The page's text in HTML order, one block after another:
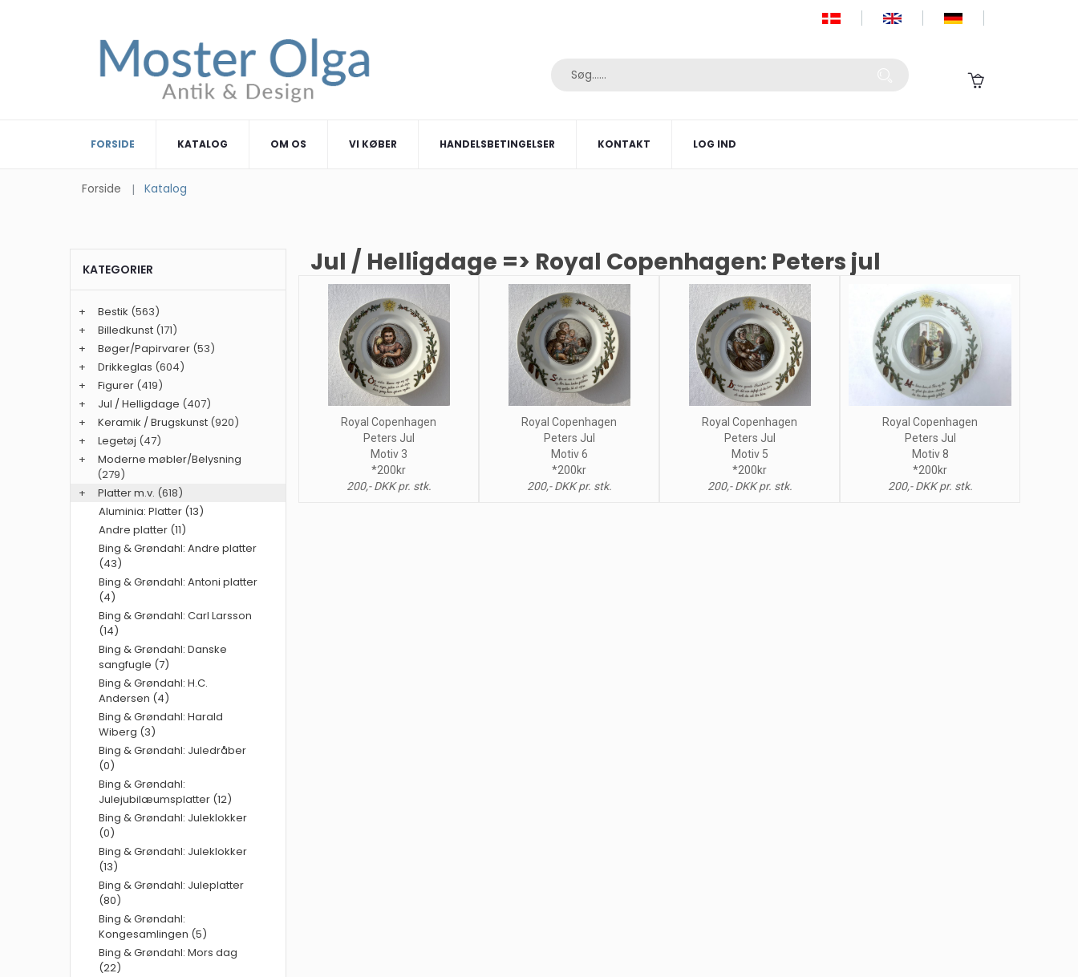
FORSIDE KATALOG OM OS VI KØBER HANDELSBETINGELSER KONTAKT LOG IND
Forside Katalog
Jul / Helligdage => Royal Copenhagen: Peters jul
Royal Copenhagen
Peters Jul
Motiv 3
*200kr
200,- DKK pr. stk.
Royal Copenhagen
Peters Jul
Motiv 6
*200kr
200,- DKK pr. stk.
Royal Copenhagen
Peters Jul
Motiv 5
*200kr
200,- DKK pr. stk.
Royal Copenhagen
Peters Jul
Motiv 8
*200kr
200,- DKK pr. stk.
KATEGORIER
+ Bestik (563)
+
Billedkunst (171)
+
Bøger/Papirvarer (53)
+
Drikkeglas (604)
+
Figurer (419)
+
Jul / Helligdage (407)
+
Keramik / Brugskunst (920)
+
Legetøj (47)
+
Moderne møbler/Belysning
(279)
+
Platter m.v. (618)
Aluminia: Platter (13)
Andre platter (11)
Bing & Grøndahl: Andre platter
(43)
Bing & Grøndahl: Antoni platter
(4)
Bing & Grøndahl: Carl Larsson
(14)
Bing & Grøndahl: Danske
sangfugle (7)
Bing & Grøndahl: H.C.
Andersen (4)
Bing & Grøndahl: Harald
Wiberg (3)
Bing & Grøndahl: Juledråber
(0)
Bing & Grøndahl:
Julejubilæumsplatter (12)
Bing & Grøndahl: Juleklokker
(0)
Bing & Grøndahl: Juleklokker
(13)
Bing & Grøndahl: Juleplatter
(80)
Bing & Grøndahl:
Kongesamlingen (5)
Bing & Grøndahl: Mors dag
(22)